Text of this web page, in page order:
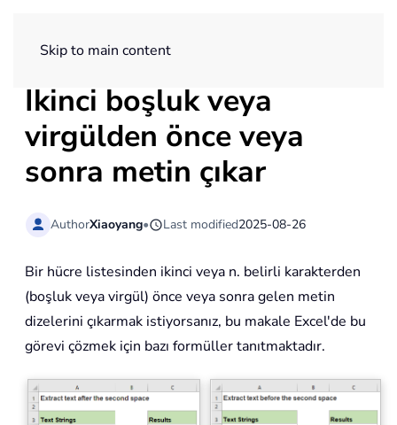
Skip to main content
İkinci boşluk veya
virgülden önce veya
sonra metin çıkar
AuthorXiaoyang• Last modified2025-08-26
Bir hücre listesinden ikinci veya n. belirli karakterden
(boşluk veya virgül) önce veya sonra gelen metin
dizelerini çıkarmak istiyorsanız, bu makale Excel'de bu
görevi çözmek için bazı formüller tanıtmaktadır.